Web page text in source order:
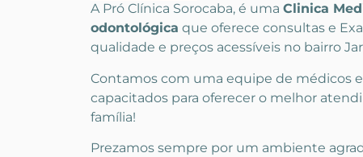
A Pró Clínica Sorocaba, é uma Clinica
odontológica que oferece consultas e
qualidade e preços acessíveis no bairro
Contamos com uma equipe de médicos
capacitados para oferecer o melhor
família!
Prezamos sempre por um ambiente